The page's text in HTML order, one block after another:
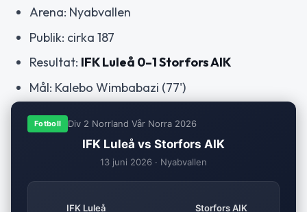
Arena: Nyabvallen
Publik: cirka 187
Resultat: IFK Luleå 0–1 Storfors AIK
Mål: Kalebo Wimbabazi (77')
Fotboll Div 2 Norrland Vår Norra 2026
IFK Luleå vs Storfors AIK
13 juni 2026 · Nyabvallen
IFK Luleå Storfors AIK